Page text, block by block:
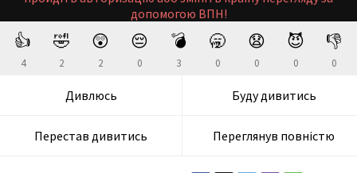
допомогою ВПН!
👍
4
🤣
2
😲
2
😔
0
💣
3
🥱
0
😧
0
😈
0
👎
0
Дивлюсь Буду дивитись
Перестав дивитись Переглянув повністю